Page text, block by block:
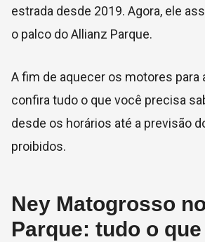
estrada desde 2019. Agora, ele
o palco do Allianz Parque.
A fim de aquecer os motores para
confira tudo o que você precisa
desde os horários até a previsão
proibidos.
Ney Matogrosso
Parque: tudo o